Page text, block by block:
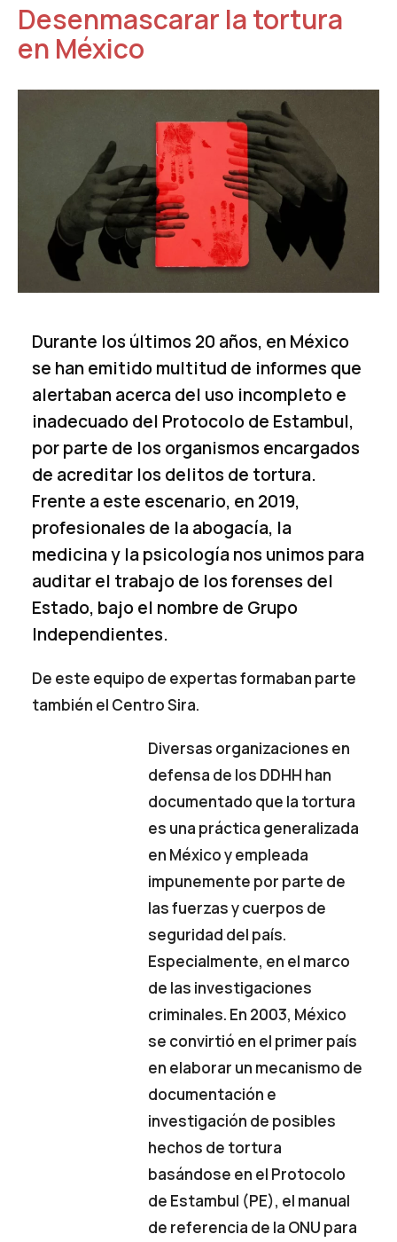
Desenmascarar la tortura
en México
Durante los últimos 20 años, en México
se han emitido multitud de informes que
alertaban acerca del uso incompleto e
inadecuado del Protocolo de Estambul,
por parte de los organismos encargados
de acreditar los delitos de tortura.
Frente a este escenario, en 2019,
profesionales de la abogacía, la
medicina y la psicología nos unimos para
auditar el trabajo de los forenses del
Estado, bajo el nombre de Grupo
Independientes.
De este equipo de expertas formaban parte
también el Centro Sira.
Diversas organizaciones en
defensa de los DDHH han
documentado que la tortura
es una práctica generalizada
en México y empleada
impunemente por parte de
las fuerzas y cuerpos de
seguridad del país.
Especialmente, en el marco
de las investigaciones
criminales. En 2003, México
se convirtió en el primer país
en elaborar un mecanismo de
documentación e
investigación de posibles
hechos de tortura
basándose en el Protocolo
de Estambul (PE), el manual
de referencia de la ONU para